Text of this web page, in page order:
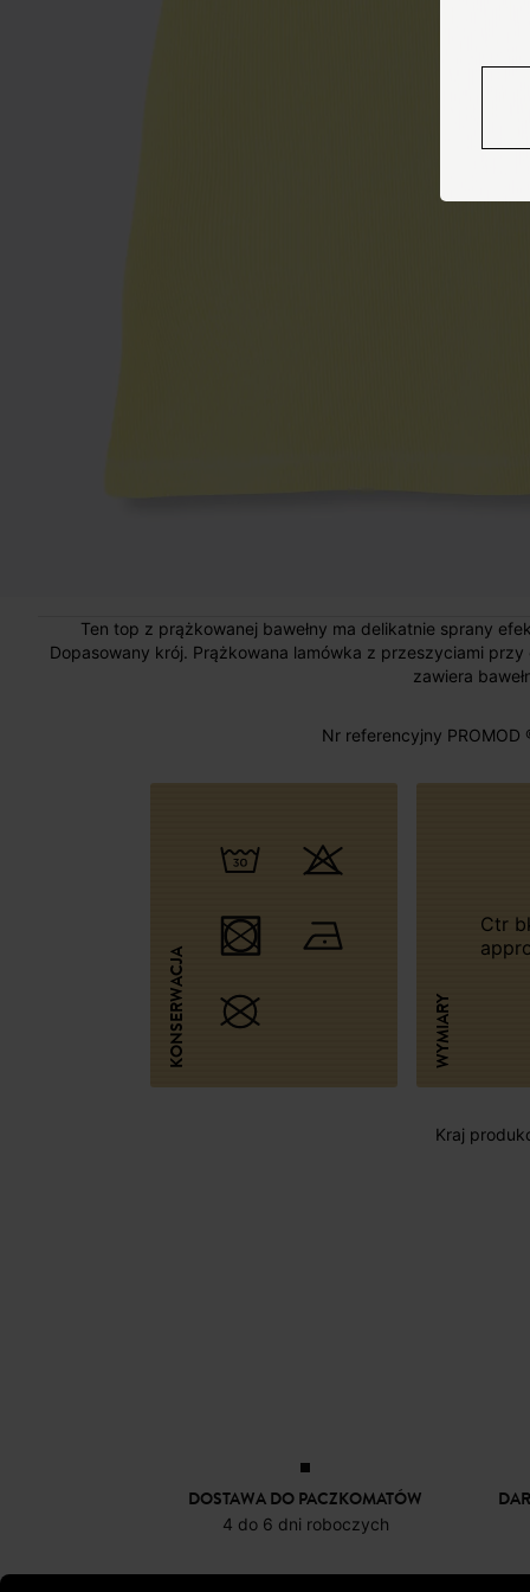
Ten top z prążkowanej bawełny ma delikatnie sprany
Dopasowany krój. Prążkowana lamówka z przeszyciami
zawiera
Nr referencyjny
KONSERWACJA WYMIARY
Ctr bk length
Kraj
DOSTAWA DO PACZKOMATÓW
4 do 6 dni roboczych